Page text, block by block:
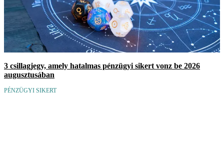
3 csillagjegy, amely hatalmas pénzügyi sikert vonz be 2026
augusztusában
PÉNZÜGYI SIKERT